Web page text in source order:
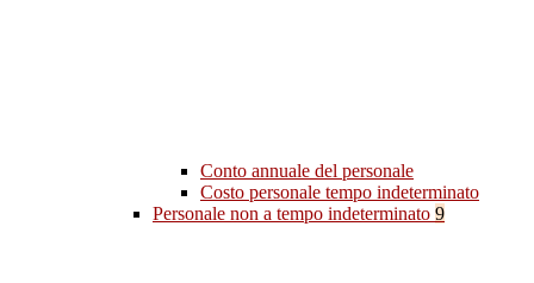
Conto annuale del personale
Costo personale tempo indeterminato
Personale non a tempo indeterminato 9